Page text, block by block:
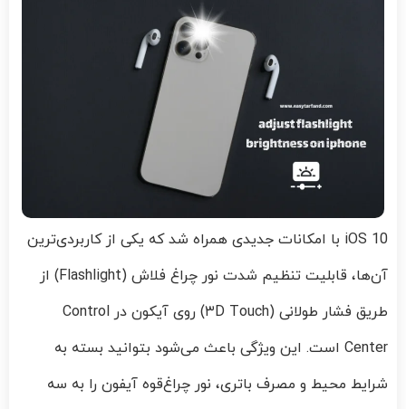
iOS 10 با امکانات جدیدی همراه شد که یکی از کاربردی‌ترین
آن‌ها، قابلیت تنظیم شدت نور چراغ فلاش (Flashlight) از
طریق فشار طولانی (۳D Touch) روی آیکون در Control
Center است. این ویژگی باعث می‌شود بتوانید بسته به
شرایط محیط و مصرف باتری، نور چراغ‌قوه آیفون را به سه